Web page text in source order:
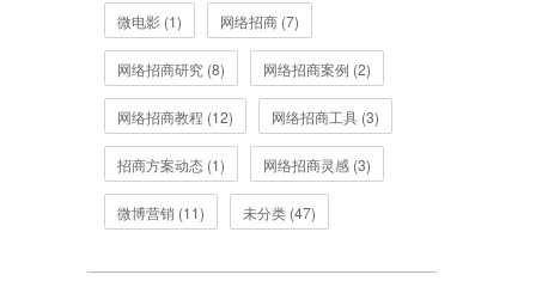
微电影 (1) 网络招商 (7)
网络招商研究 (8) 网络招商案例 (2)
网络招商教程 (12) 网络招商工具 (3)
招商方案动态 (1) 网络招商灵感 (3)
微博营销 (11) 未分类 (47)